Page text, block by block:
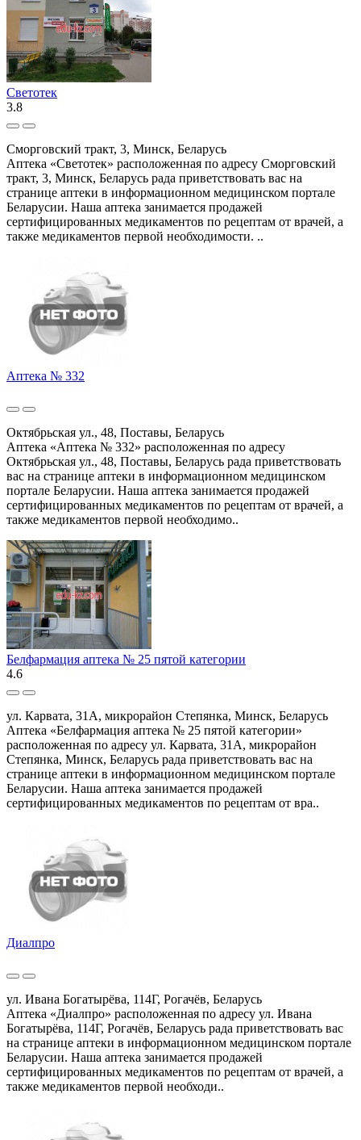
Светотек
3.8
Сморговский тракт, 3, Минск, Беларусь
Аптека «Светотек» расположенная по адресу Сморговский
тракт, 3, Минск, Беларусь рада приветствовать вас на
странице аптеки в информационном медицинском портале
Беларусии. Наша аптека занимается продажей
сертифицированных медикаментов по рецептам от врачей, а
также медикаментов первой необходимости. ..
Аптека № 332
Октябрьская ул., 48, Поставы, Беларусь
Аптека «Аптека № 332» расположенная по адресу
Октябрьская ул., 48, Поставы, Беларусь рада приветствовать
вас на странице аптеки в информационном медицинском
портале Беларусии. Наша аптека занимается продажей
сертифицированных медикаментов по рецептам от врачей, а
также медикаментов первой необходимо..
Белфармация аптека № 25 пятой категории
4.6
ул. Карвата, 31А, микрорайон Степянка, Минск, Беларусь
Аптека «Белфармация аптека № 25 пятой категории»
расположенная по адресу ул. Карвата, 31А, микрорайон
Степянка, Минск, Беларусь рада приветствовать вас на
странице аптеки в информационном медицинском портале
Беларусии. Наша аптека занимается продажей
сертифицированных медикаментов по рецептам от вра..
Диалпро
ул. Ивана Богатырёва, 114Г, Рогачёв, Беларусь
Аптека «Диалпро» расположенная по адресу ул. Ивана
Богатырёва, 114Г, Рогачёв, Беларусь рада приветствовать вас
на странице аптеки в информационном медицинском портале
Беларусии. Наша аптека занимается продажей
сертифицированных медикаментов по рецептам от врачей, а
также медикаментов первой необходи..